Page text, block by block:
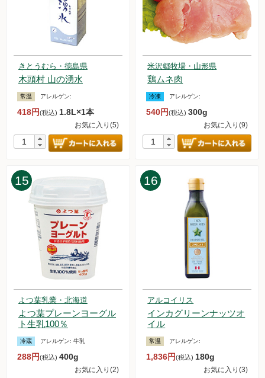
2024.5.18【毎週土曜日更新！】品ものアイテムを更新しまし
2024.5.17【重要なお知らせ】アイスキャンデー＆アイスクリ
ームセットの価格改定について
2024.5.11【毎週土曜日更新！】品ものアイテムを更新しまし
た。
2024.5.4【毎週土曜日更新！】品ものアイテムを更新しまし
た。
2024.4.27【毎週土曜日更新！】品ものアイテムを更新しまし
2024.4.20【毎週土曜日更新！】品ものアイテムを更新しまし
た。
た。
2024.4.6【毎週土曜日更新！】品ものアイテムを更新しまし
た。
2024.3.30【毎週土曜日更新！】品ものアイテムを更新しまし
2024.3.23【毎週土曜日更新！】アイテムを更新しました。
2024.3.16【毎週土曜日更新！】アイテムを更新しました。
2024.3.15【重要なお知らせ】システムメンテナンスについて
2024.3.9【毎週土曜日更新！】アイテムを更新しました。
2024.3.2【毎週土曜日更新！】アイテムを更新しました。
2024.2.24【毎週土曜日更新！】アイテムを更新しました。
2024.2.17【毎週土曜日更新！】アイテムを更新しました。
2024.2.10【毎週土曜日更新！】アイテムを更新しました。
2024.2.3【毎週土曜日更新！】アイテムを更新しました。
2024.1.27【毎週土曜日更新！】アイテムを更新しました。
2024.1.26 今週土曜日より「白鷹の固い木綿豆腐」販売再開し
きとうむら・徳島県
木頭村 山の湧水
常温 アレルゲン:
418円(税込) 1.8L×1本
お気に入り(5)
米沢郷牧場・山形県
鶏ムネ肉
冷凍 アレルゲン:
540円(税込)300g
お気に入り(9)
15
よつ葉乳業・北海道
よつ葉プレーンヨーグル
ト生乳100％
冷蔵 アレルゲン: 牛乳
288円(税込) 400g
お気に入り(2)
16
アルコイリス
インカグリーンナッツオ
イル
常温 アレルゲン:
1,836円(税込) 180g
お気に入り(3)